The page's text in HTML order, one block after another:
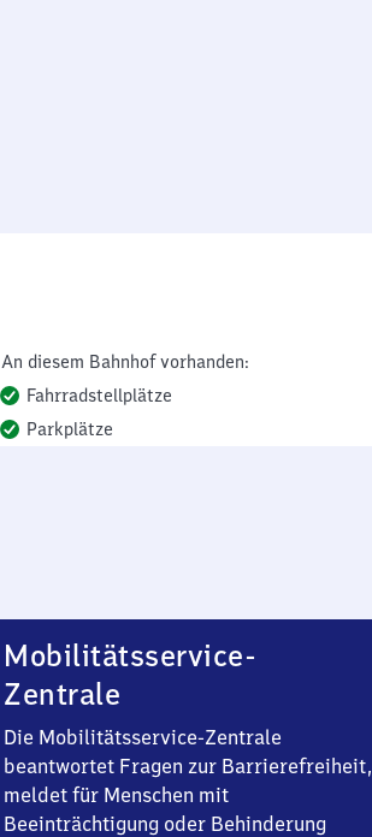
An diesem Bahnhof vorhanden:
Fahrradstellplätze
Parkplätze
Mobilitätsservice-
Zentrale
Die Mobilitätsservice-Zentrale
beantwortet Fragen zur Barrierefreiheit,
meldet für Menschen mit
Beeinträchtigung oder Behinderung